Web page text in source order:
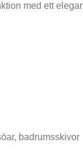
med ett
badrumsskivor